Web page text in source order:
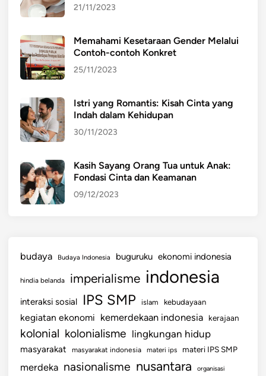
21/11/2023
Memahami Kesetaraan Gender Melalui
Contoh-contoh Konkret
25/11/2023
Istri yang Romantis: Kisah Cinta yang
Indah dalam Kehidupan
30/11/2023
Kasih Sayang Orang Tua untuk Anak:
Fondasi Cinta dan Keamanan
09/12/2023
budaya Budaya Indonesia buguruku ekonomi indonesia
hindia belanda imperialisme indonesia
interaksi sosial IPS SMP islam kebudayaan
kegiatan ekonomi kemerdekaan indonesia kerajaan
kolonial kolonialisme lingkungan hidup
masyarakat masyarakat indonesia materi ips materi IPS SMP
merdeka nasionalisme nusantara organisasi